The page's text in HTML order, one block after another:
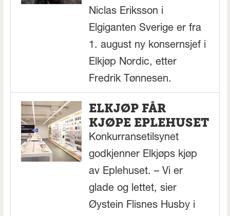
Niclas Eriksson i
Elgiganten Sverige er fra
1. august ny konsernsjef i
Elkjøp Nordic, etter
Fredrik Tønnesen.
ELKJØP FÅR
KJØPE EPLEHUSET
Konkurransetilsynet
godkjenner Elkjøps kjøp
av Eplehuset. – Vi er
glade og lettet, sier
Øystein Flisnes Husby i